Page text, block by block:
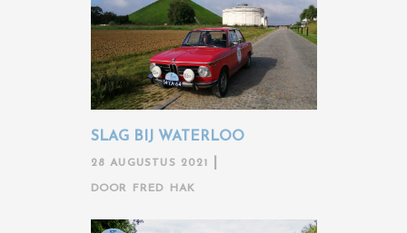
SLAG BIJ WATERLOO
28 AUGUSTUS 2021
DOOR FRED HAK